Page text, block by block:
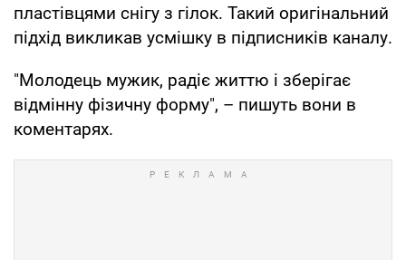
пластівцями снігу з гілок. Такий оригінальний
підхід викликав усмішку в підписників каналу.
"Молодець мужик, радіє життю і зберігає
відмінну фізичну форму", – пишуть вони в
коментарях.